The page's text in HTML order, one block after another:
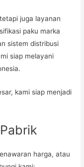
juga layanan
paku marka
sistem distribusi
siap melayani
kami siap menjadi
harga, atau